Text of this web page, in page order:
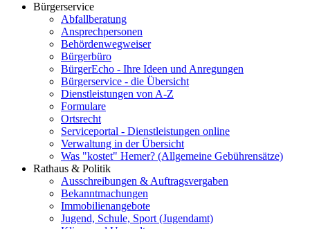
Bürgerservice
Abfallberatung
Ansprechpersonen
Behördenwegweiser
Bürgerbüro
BürgerEcho - Ihre Ideen und Anregungen
Bürgerservice - die Übersicht
Dienstleistungen von A-Z
Formulare
Ortsrecht
Serviceportal - Dienstleistungen online
Verwaltung in der Übersicht
Was "kostet" Hemer? (Allgemeine Gebührensätze)
Rathaus & Politik
Ausschreibungen & Auftragsvergaben
Bekanntmachungen
Immobilienangebote
Jugend, Schule, Sport (Jugendamt)